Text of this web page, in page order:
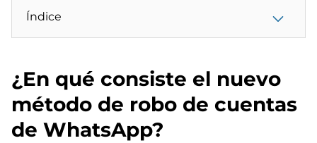
Índice
¿En qué consiste el nuevo
método de robo de cuentas
de WhatsApp?